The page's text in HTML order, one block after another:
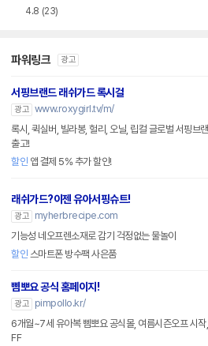
4.8 (23)
파워링크 광고
서핑브랜드 래쉬가드 록시걸
광고 www.roxygirl.tv/m/
록시, 퀵실버, 빌라봉, 헐리, 오닐, 립컬 글로벌 서핑브
출고!
할인 앱 결제 5% 추가 할인!
래쉬가드?이젠 유아서핑슈트!
광고
myherbrecipe.com
기능성 네오프렌소재로 감기 걱정없는 물놀이
할인 스마트폰 방수팩 사은품
삠뽀요 공식 홈페이지!
광고
pimpollo.kr/
6개월~7세 유아복 삠뽀요 공식몰, 여름시즌오프 시
FF